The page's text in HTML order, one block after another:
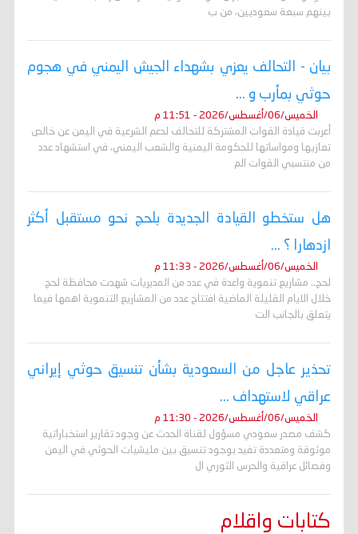
بينهم سبعة سعوديين، من ب
بيان - التحالف يعزي بشهداء الجيش اليمني في هجوم
حوثي بمأرب و ...
الخميس/06/أغسطس/2026 - 11:51 م
أعربت قيادة القوات المشتركة للتحالف لدعم الشرعية في اليمن عن خالص
تعازيها ومواساتها للحكومة اليمنية والشعب اليمني، في استشهاد عدد
من منتسبي القوات الم
هل ستخطو القيادة الجديدة بلحج نحو مستقبل أكثر
ازدهارا ؟ ...
الخميس/06/أغسطس/2026 - 11:33 م
لحج.. مشاريع تنموية واعدة في عدد من المديريات شهدت محافظة لحج
خلال الايام القليلة الماضية افتتاح عدد من المشاريع التنموية اهمها فيما
يتعلق بالجانب الت
تحذير عاجل من السعودية بشأن تنسيق حوثي إيراني
عراقي لاستهداف ...
الخميس/06/أغسطس/2026 - 11:30 م
كشف مصدر سعودي مسؤول لقناة الحدث عن وجود تقارير استخباراتية
موثوقة ومتعددة تفيد بوجود تنسيق بين مليشيات الحوثي في اليمن
وفصائل عراقية والحرس الثوري ال
كتابات واقلام